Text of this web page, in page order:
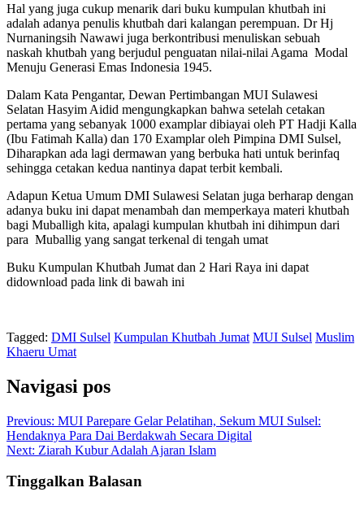
Hal yang juga cukup menarik dari buku kumpulan khutbah ini
adalah adanya penulis khutbah dari kalangan perempuan. Dr Hj
Nurnaningsih Nawawi juga berkontribusi menuliskan sebuah
naskah khutbah yang berjudul penguatan nilai-nilai Agama Modal
Menuju Generasi Emas Indonesia 1945.
Dalam Kata Pengantar, Dewan Pertimbangan MUI Sulawesi
Selatan Hasyim Aidid mengungkapkan bahwa setelah cetakan
pertama yang sebanyak 1000 examplar dibiayai oleh PT Hadji Kalla
(Ibu Fatimah Kalla) dan 170 Examplar oleh Pimpina DMI Sulsel,
Diharapkan ada lagi dermawan yang berbuka hati untuk berinfaq
sehingga cetakan kedua nantinya dapat terbit kembali.
Adapun Ketua Umum DMI Sulawesi Selatan juga berharap dengan
adanya buku ini dapat menambah dan memperkaya materi khutbah
bagi Muballigh kita, apalagi kumpulan khutbah ini dihimpun dari
para Muballig yang sangat terkenal di tengah umat
Buku Kumpulan Khutbah Jumat dan 2 Hari Raya ini dapat
didownload pada link di bawah ini
Tagged: DMI Sulsel Kumpulan Khutbah Jumat MUI Sulsel Muslim
Khaeru Umat
Navigasi pos
Previous: MUI Parepare Gelar Pelatihan, Sekum MUI Sulsel:
Hendaknya Para Dai Berdakwah Secara Digital
Next: Ziarah Kubur Adalah Ajaran Islam
Tinggalkan Balasan